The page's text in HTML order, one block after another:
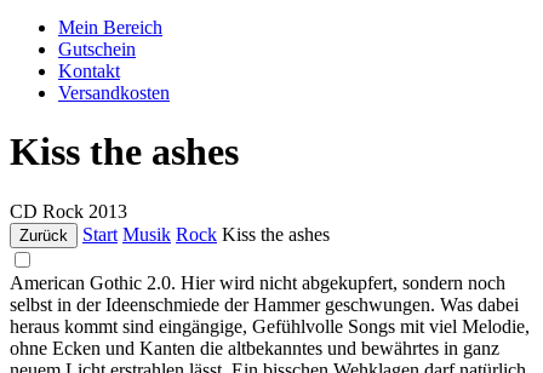
Mein Bereich
Gutschein
Kontakt
Versandkosten
Kiss the ashes
CD Rock 2013
Zurück Start Musik Rock Kiss the ashes
American Gothic 2.0. Hier wird nicht abgekupfert, sondern noch
selbst in der Ideenschmiede der Hammer geschwungen. Was dabei
heraus kommt sind eingängige, Gefühlvolle Songs mit viel Melodie,
ohne Ecken und Kanten die altbekanntes und bewährtes in ganz